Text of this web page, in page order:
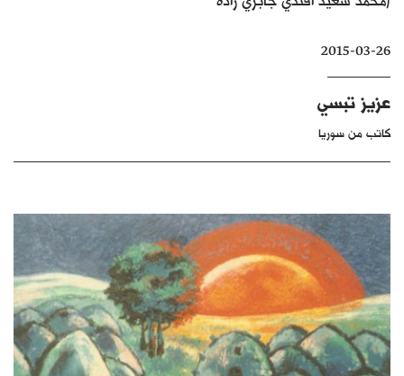
الأرشيف
2015-03-26
عزيز تبسي
كاتب من سوريا